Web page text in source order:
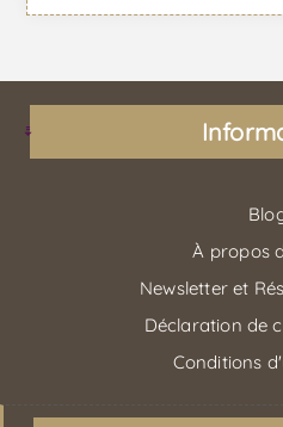
À propos
Newsletter et
Déclaration de
Conditions